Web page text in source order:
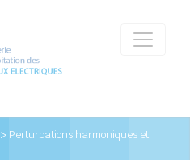
> Perturbations harmoniques et